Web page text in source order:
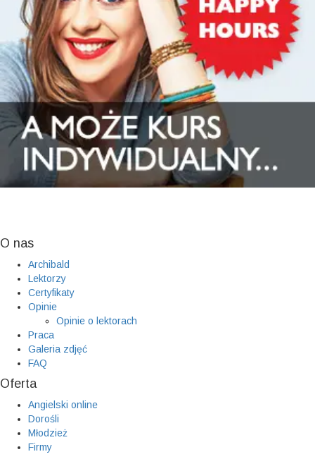
O nas
Archibald
Lektorzy
Certyfikaty
Opinie
Opinie o lektorach
Praca
Galeria zdjęć
FAQ
Oferta
Angielski online
Dorośli
Młodzież
Firmy